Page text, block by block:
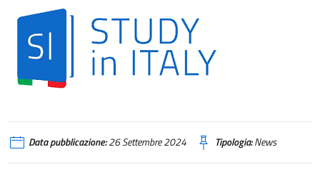
Data pubblicazione:26 Settembre 2024 Tipologia:News